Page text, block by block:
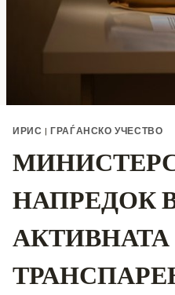
ИРИС |ГРАЃАНСКО УЧЕСТВО
НАПРЕДОК
АКТИВНАТА